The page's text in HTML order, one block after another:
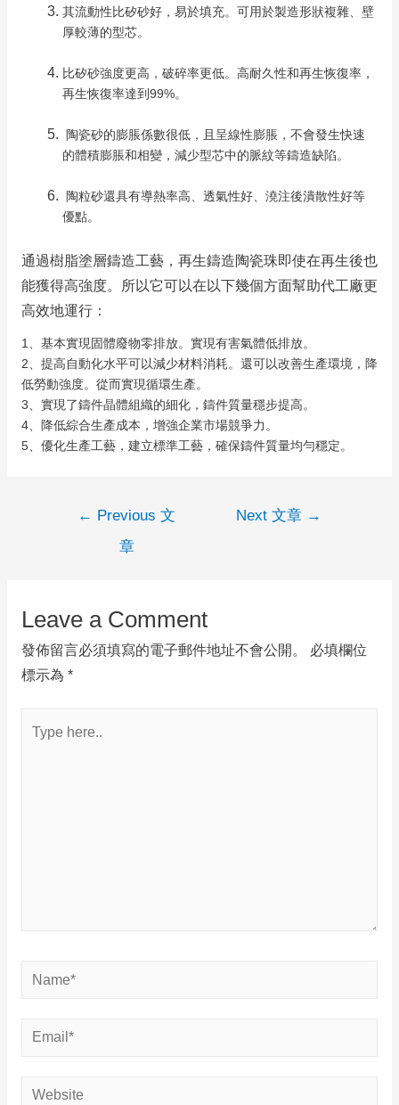
其流動性比矽砂好，易於填充。可用於製造形狀複雜、壁
厚較薄的型芯。
比矽砂強度更高，破碎率更低。 高耐久性和再生恢復率，
再生恢復率達到99%。
陶瓷砂的膨脹係數很低，且呈線性膨脹，不會發生快速
的體積膨脹和相變，減少型芯中的脈紋等鑄造缺陷。
陶粒砂還具有導熱率高、透氣性好、澆注後潰散性好等
優點。
通過樹脂塗層鑄造工藝，再生鑄造陶瓷珠即使在再生後也
能獲得高強度。
所以它可以在以下幾個方面幫助代工廠更
高效地運行：
1、基本實現固體廢物零排放。 實現有害氣體低排放。
2、提高自動化水平可以減少材料消耗。 還可以改善生產環境，降
低勞動強度。 從而實現循環生產。
3、實現了鑄件晶體組織的細化，鑄件質量穩步提高。
4、降低綜合生產成本，增強企業市場競爭力。
5、優化生產工藝，建立標準工藝，確保鑄件質量均勻穩定。
← Previous 文
章
Next 文章 →
Leave a Comment
發佈留言必須填寫的電子郵件地址不會公開。
必填欄位
標示為 *